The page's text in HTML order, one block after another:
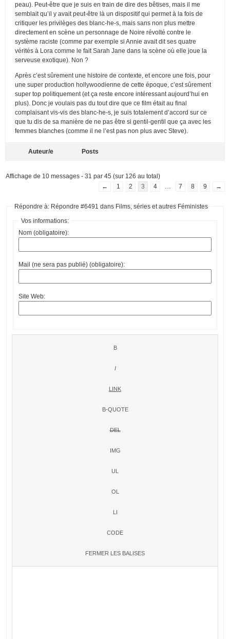
peau). Peut-être que je suis en train de dire des bêtises, mais il me
semblait qu’il y avait peut-être là un dispositif qui permet à la fois de
critiquer les privilèges des blanc-he-s, mais sans non plus mettre
directement en scène un personnage de Noire révolté contre le
système raciste (comme par exemple si Annie avait dit ses quatre
vérités à Lora comme le fait Sarah Jane dans la scène où elle joue la
serveuse exotique). Non ?
Après c’est sûrement une histoire de contexte, et encore une fois, pour
une super production hollywoodienne de cette époque, c’est sûrement
super top politiquement (et ça reste encore intéressant aujourd’hui en
plus). Donc je voulais pas du tout dire que ce film était au final
complaisant vis-vis des blanc-he-s, je suis totalement d’accord sur ce
que tu dis de sa manière de ne pas être si gentil-gentil que ça avec les
femmes blanches (comme il ne l’est pas non plus avec Steve).
Auteur/e Posts
Affichage de 10 messages - 31 par 45 (sur 126 au total)
←
1 2 3 4 7 8 9 →
Répondre à: Répondre #6491 dans Films, séries et autres Féministes
Vos informations:
Nom (obligatoire):
Mail (ne sera pas publié) (obligatoire):
Site Web: